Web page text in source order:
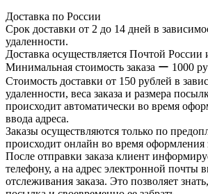
Доставка по России
Срок доставки от 2 до 14 дней в
удаленности.
Доставка осуществляется Почтой
Минимальная стоимость заказа ー 1000
Стоимость доставки от 150 рублей в
удаленности, веса заказа и размера
происходит автоматически во время
ввода адреса.
Заказы осуществляются только по
происходит онлайн во время оформления
После отправки заказа клиент
телефону, а на адрес электронной почты
отслеживания заказа. Это позволяет